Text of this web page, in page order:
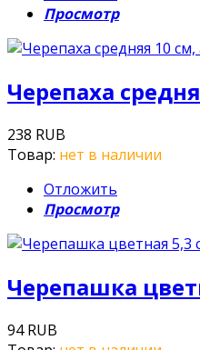
Просмотр
Черепаха
238 RUB
Товар: нет в наличии
Отложить
Просмотр
Черепашка
94 RUB